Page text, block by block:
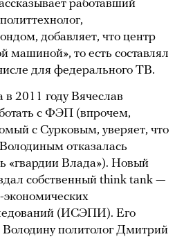
работавший
добавляет, что центр
машиной», то есть составлял
для федерального ТВ.
2011 году Вячеслав
с ФЭП (впрочем,
с Сурковым, уверяет, что
отказалась
«гвардии Влада»). Новый
собственный think tank —
экономических
(ИСЭПИ). Его
Володину политолог Дмитрий